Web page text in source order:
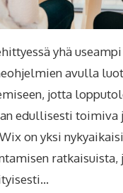
yhä
avulla
jotta
edullisesti toimiva
on yksi
ratkaisuista,